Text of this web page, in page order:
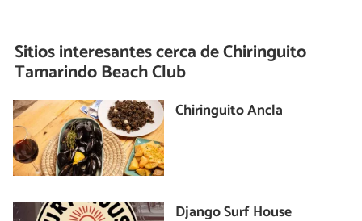
Sitios interesantes cerca deChiringuito
Tamarindo Beach Club
Chiringuito Ancla
Django Surf House